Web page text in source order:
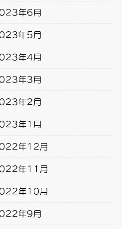
年6月
年5月
年4月
年3月
年2月
年1月
年12月
年11月
年10月
年9月